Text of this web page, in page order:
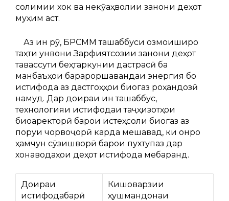
солимии хок ва некӯаҳволии занони деҳот
муҳим аст.
Аз ин рӯ, БРСММ ташаббуси озмоиширо
таҳти унвони Зарфиятсозии занони деҳот
тавассути беҳтаркунии дастрасӣ ба
манбаъҳои барқароршавандаи энергия бо
истифода аз дастгоҳҳои биогаз роҳандозӣ
намуд. Дар доираи ин ташаббус,
технологияи истифодаи таҷҳизотҳои
биоаректорӣ барои истеҳсоли биогаз аз
поруи чорвоҷорӣ карда мешавад, ки онро
ҳамчун сӯзишворӣ барои пухтупаз дар
хонаводаҳои деҳот истифода мебаранд.
Доираи
истифодабарӣ
Кишоварзии
ҳушмандонаи